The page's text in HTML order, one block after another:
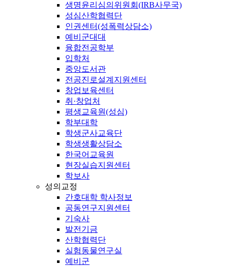
생명윤리심의위원회(IRB사무국)
성심산학협력단
인권센터(성폭력상담소)
예비군대대
융합전공학부
입학처
중앙도서관
전공진로설계지원센터
창업보육센터
취·창업처
평생교육원(성심)
학부대학
학생군사교육단
학생생활상담소
한국어교육원
현장실습지원센터
학보사
성의교정
간호대학 학사정보
공동연구지원센터
기숙사
발전기금
산학협력단
실험동물연구실
예비군